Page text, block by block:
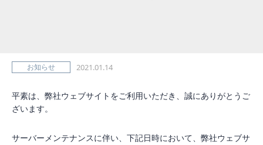
お知らせ 2021.01.14
平素は、弊社ウェブサイトをご利用いただき、誠にありがとうご
ざいます。
サーバーメンテナンスに伴い、下記日時において、弊社ウェブサ